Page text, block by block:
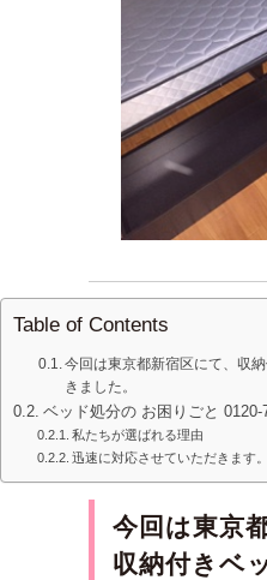
Table of Contents
今回は東京都新宿区にて、収
きました。
ベッド処分の お困りごと 0120-
私たちが選ばれる理由
迅速に対応させていただきます。
今回は東京
収納付きベ